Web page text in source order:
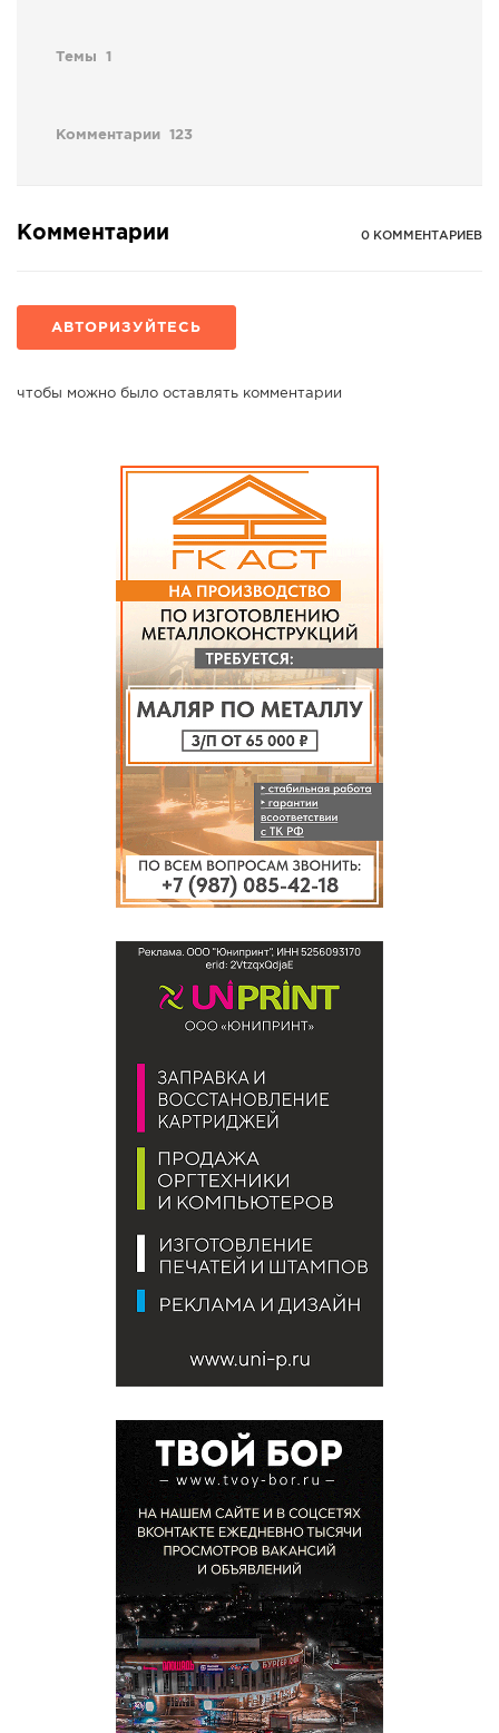
Темы 1
Комментарии 123
Комментарии 0 КОММЕНТАРИЕВ
АВТОРИЗУЙТЕСЬ
чтобы можно было оставлять комментарии